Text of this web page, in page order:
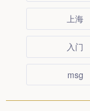
上海
入门
msg